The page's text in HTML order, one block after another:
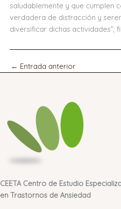
saludablemente y que cumplen
verdadera de distracción y
diversificar dichas actividades”,
← Entrada anterior
CEETA Centro de Estudio
en Trastornos de Ansiedad